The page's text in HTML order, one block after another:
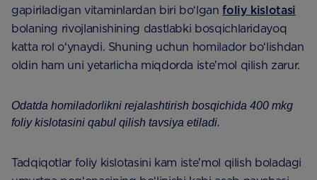
gapiriladigan vitaminlardan biri boʻlganfoliy kislotasi
bolaning rivojlanishining dastlabki bosqichlaridayoq
katta rol oʻynaydi. Shuning uchun homilador boʻlishdan
oldin ham uni yetarlicha miqdorda isteʼmol qilish zarur.
Odatda homiladorlikni rejalashtirish bosqichida 400 mkg
foliy kislotasini qabul qilish tavsiya etiladi.
Tadqiqotlar foliy kislotasini kam isteʼmol qilish boladagi